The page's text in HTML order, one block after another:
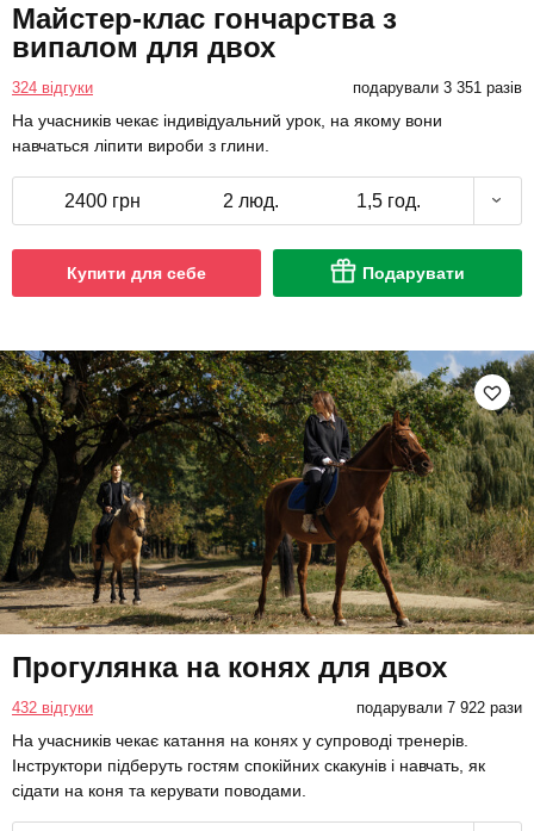
Майстер-клас гончарства з
випалом для двох
324 відгуки подарували 3 351 разів
На учасників чекає індивідуальний урок, на якому вони
навчаться ліпити вироби з глини.
2400 грн 2 люд. 1,5 год.
Купити для себе Подарувати
Прогулянка на конях для двох
432 відгуки подарували 7 922 рази
На учасників чекає катання на конях у супроводі тренерів.
Інструктори підберуть гостям спокійних скакунів і навчать, як
сідати на коня та керувати поводами.